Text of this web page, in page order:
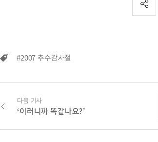
#2007 추수감사절
다음 기사
‘이러니까 똑같나요?’